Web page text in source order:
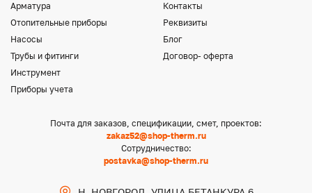
Арматура
Отопительные приборы
Насосы
Трубы и фитинги
Инструмент
Приборы учета
Контакты
Реквизиты
Блог
Договор- оферта
Почта для заказов, спецификации, смет, проектов:
zakaz52@shop-therm.ru
Сотрудничество:
postavka@shop-therm.ru